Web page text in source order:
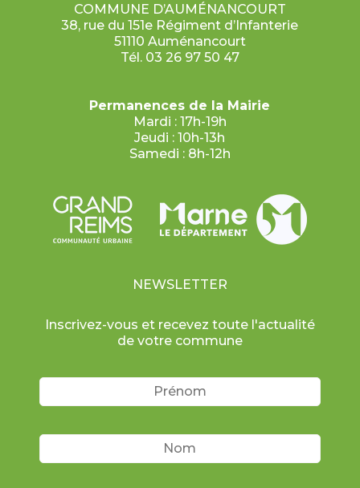
COMMUNE D’AUMÉNANCOURT
38, rue du 151e Régiment d’Infanterie
51110 Auménancourt
Tél. 03 26 97 50 47
Permanences de la Mairie
Mardi : 17h-19h
Jeudi : 10h-13h
Samedi : 8h-12h
NEWSLETTER
Inscrivez-vous et recevez toute l'actualité
de votre commune